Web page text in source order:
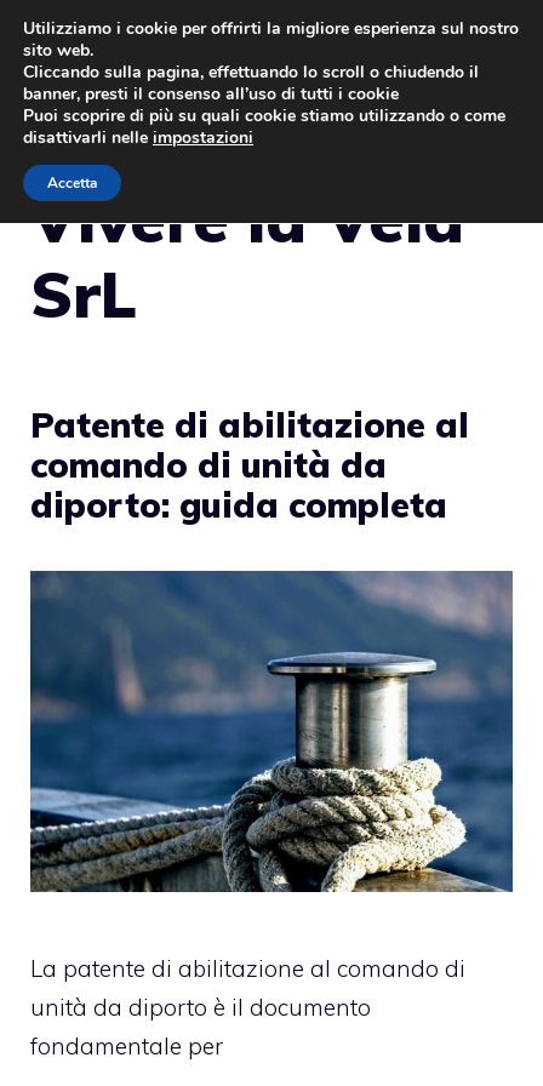
Vai
contenuto
Vivere la Vela
SrL
Patente di abilitazione al
comando di unità da
diporto: guida completa
La patente di abilitazione al comando di
unità da diporto è il documento
fondamentale per
Utilizziamo i cookie per offrirti la migliore esperienza sul nostro
sito web.
Cliccando sulla pagina, effettuando lo scroll o chiudendo il
banner, presti il consenso all’uso di tutti i cookie
Puoi scoprire di più su quali cookie stiamo utilizzando o come
disattivarli nelle impostazioni
Accetta